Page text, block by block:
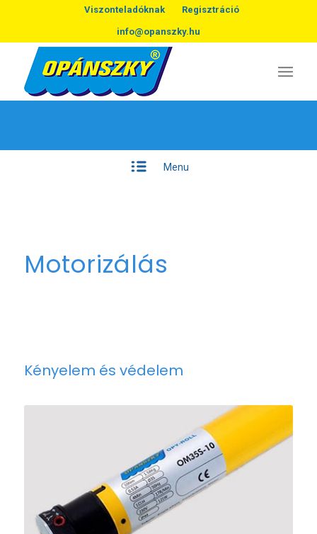
Viszonteladóknak Regisztráció
info@opanszky.hu
Menu
Motorizálás
Kényelem és védelem